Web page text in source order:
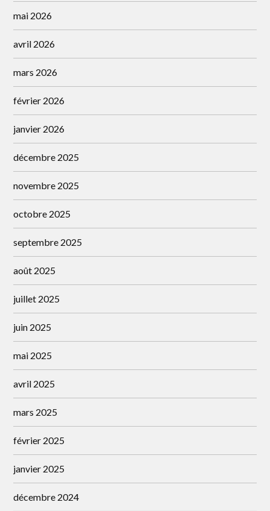
mai 2026
avril 2026
mars 2026
février 2026
janvier 2026
décembre 2025
novembre 2025
octobre 2025
septembre 2025
août 2025
juillet 2025
juin 2025
mai 2025
avril 2025
mars 2025
février 2025
janvier 2025
décembre 2024